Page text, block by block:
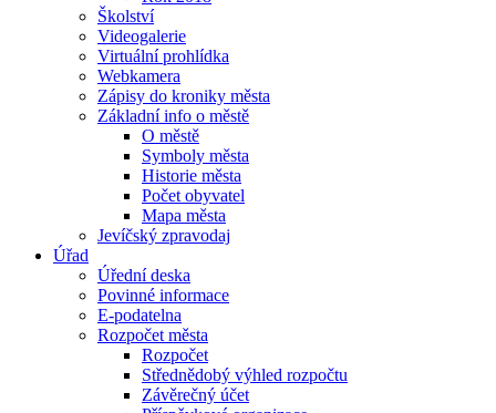
Školství
Videogalerie
Virtuální prohlídka
Webkamera
Zápisy do kroniky města
Základní info o městě
O městě
Symboly města
Historie města
Počet obyvatel
Mapa města
Jevíčský zpravodaj
Úřad
Úřední deska
Povinné informace
E-podatelna
Rozpočet města
Rozpočet
Střednědobý výhled rozpočtu
Závěrečný účet